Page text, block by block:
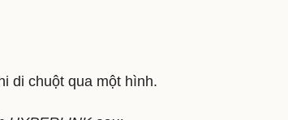
di chuột qua một hình.